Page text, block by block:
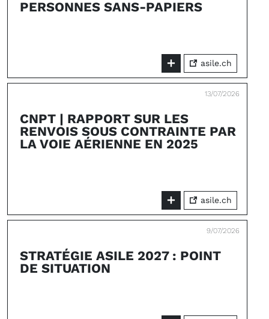
PERSONNES SANS-PAPIERS
asile.ch
13/07/2026
CNPT | RAPPORT SUR LES
RENVOIS SOUS CONTRAINTE PAR
LA VOIE AÉRIENNE EN 2025
asile.ch
9/07/2026
STRATÉGIE ASILE 2027 : POINT
DE SITUATION